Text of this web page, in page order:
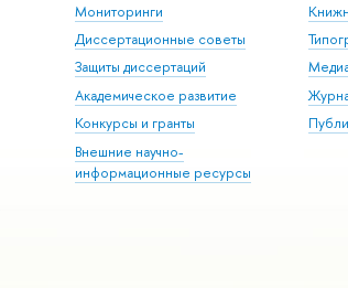
Мониторинги
Диссертационные советы
Защиты диссертаций
Академическое развитие
Конкурсы и гранты
Внешние научно-
информационные ресурсы